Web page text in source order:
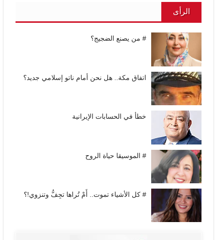
الرأى
# من يصنع الضجيج؟
اتفاق مكة.. هل نحن أمام ناتو إسلامي جديد؟
خطأ في الحسابات الإيرانية
# الموسيقا حياة الروح
# كل الأشياء تموت.. أَمْ تُراها تجِفُّ وتنزوي!؟